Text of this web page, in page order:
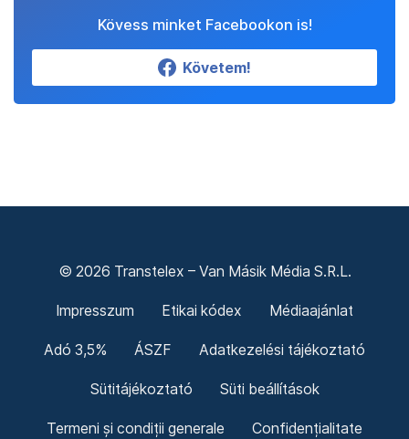
Kövess minket Facebookon is!
Követem!
© 2026 Transtelex – Van Másik Média S.R.L.
Impresszum Etikai kódex Médiaajánlat
Adó 3,5% ÁSZF Adatkezelési tájékoztató
Sütitájékoztató Süti beállítások
Termeni și condiții generale Confidențialitate